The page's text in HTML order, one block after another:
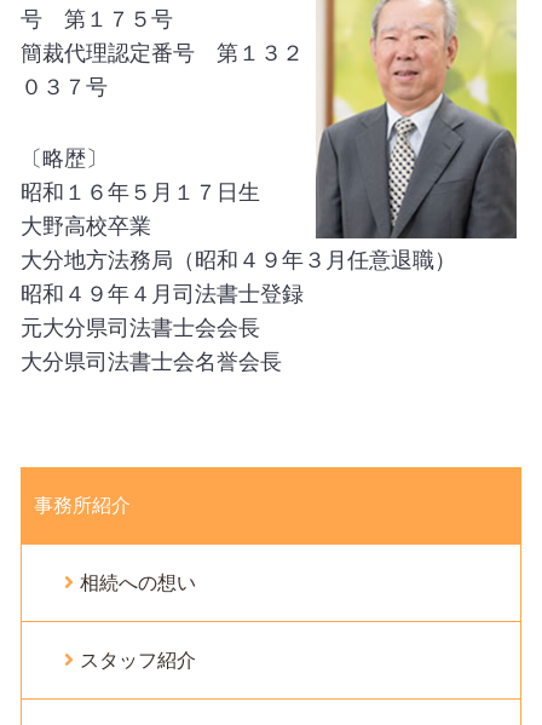
号 第１７５号
簡裁代理認定番号 第１３２
０３７号
〔略歴〕
昭和１６年５月１７日生
大野高校卒業
大分地方法務局（昭和４９年３月任意退職）
昭和４９年４月司法書士登録
元大分県司法書士会会長
大分県司法書士会名誉会長
事務所紹介
相続への想い
スタッフ紹介